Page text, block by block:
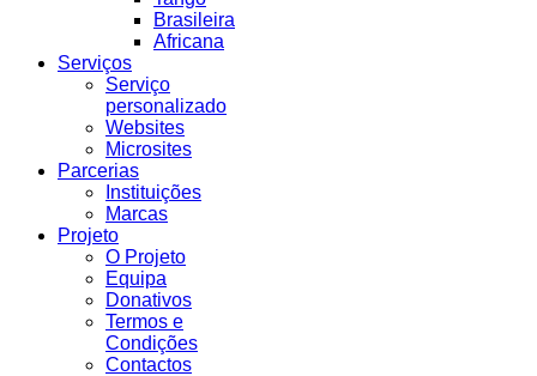
Brasileira
Africana
Serviços
Serviço
personalizado
Websites
Microsites
Parcerias
Instituições
Marcas
Projeto
O Projeto
Equipa
Donativos
Termos e
Condições
Contactos